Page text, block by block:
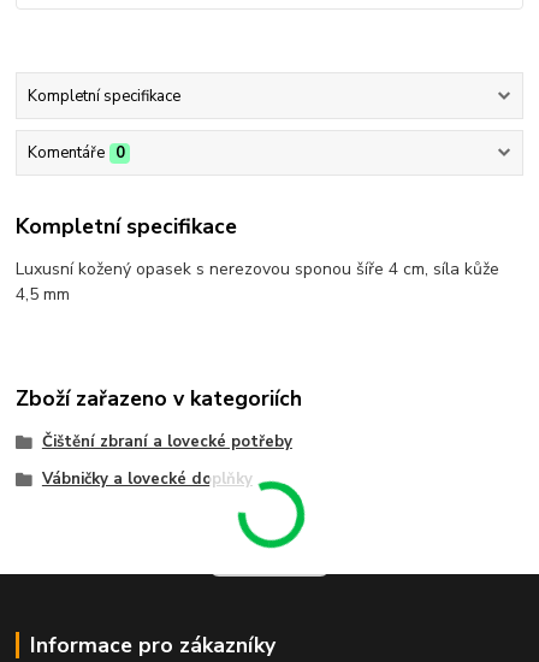
Kompletní specifikace
Komentáře 0
Kompletní specifikace
Luxusní kožený opasek s nerezovou sponou šíře 4 cm, síla kůže
4,5 mm
Zboží zařazeno v kategoriích
Čištění zbraní a lovecké potřeby
Vábničky a lovecké doplňky
Informace pro zákazníky